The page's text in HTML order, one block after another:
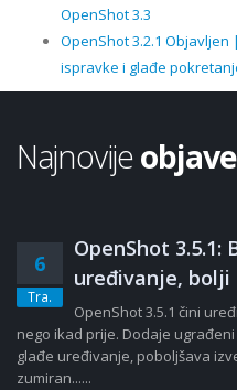
OpenShot 3.3
OpenShot 3.2.1
ispravke i glađe
Najnovijeobjave
6
Tra.
OpenShot 3.5.1:
uređivanje, bolji
OpenShot 3.5.1 čini
nego ikad prije. Dodaje
glađe uređivanje, poboljšava
zumiran......